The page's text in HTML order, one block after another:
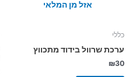
אזל מן המלאי
כללי
ערכת שרוול בידוד מתכווץ
₪30